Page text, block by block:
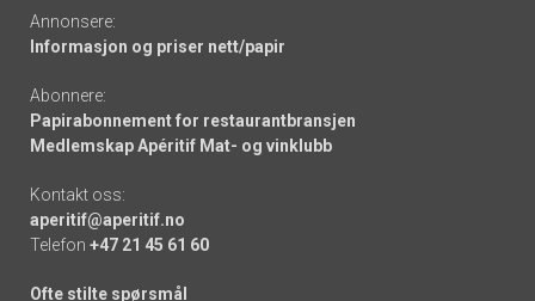
Annonsere:
Informasjon og priser nett/papir
Abonnere:
Papirabonnement for restaurantbransjen
Medlemskap Apéritif Mat- og vinklubb
Kontakt oss:
aperitif@aperitif.no
Telefon +47 21 45 61 60
Ofte stilte spørsmål